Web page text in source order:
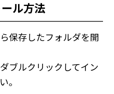
ル方法
保存したフォルダを開
ブルクリックしてイン
。